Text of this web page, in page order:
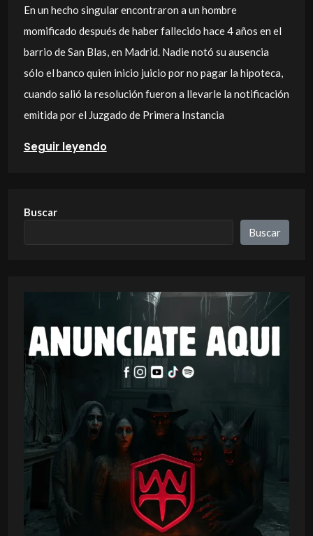
En un hecho singular encontraron a un hombre
momificado después de haber fallecido hace 4 años en el
barrio de San Blas, en Madrid. Nadie notó su ausencia
sólo el banco quien inicio juicio por no pagar la hipoteca,
cuando salió la resolución fueron a llevarle la notificación
emitida por el Juzgado de Primera Instancia
Seguir leyendo
Buscar
Buscar